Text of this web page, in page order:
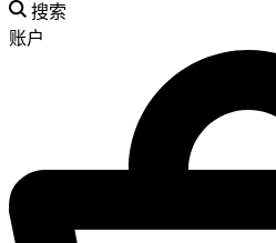
搜索
账户